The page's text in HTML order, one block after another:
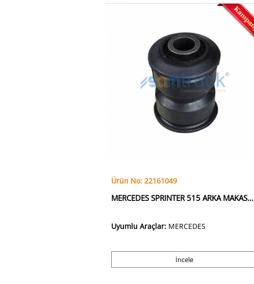
Ürün No: 22161049
MERCEDES SPRINTER 515 ARKA MAKAS...
Uyumlu Araçlar: MERCEDES
İncele